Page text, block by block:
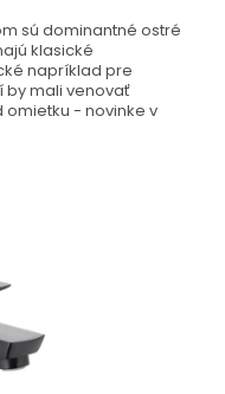
sú dominantné ostré
klasické
napríklad pre
by mali venovať
- novinke v